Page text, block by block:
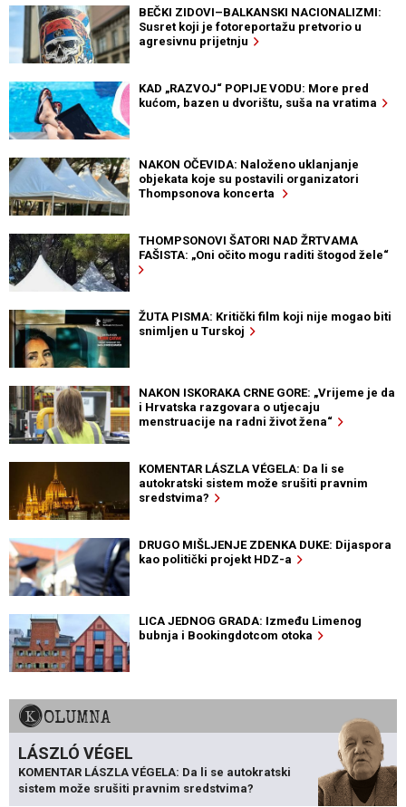
BEČKI ZIDOVI–BALKANSKI NACIONALIZMI:
Susret koji je fotoreportažu pretvorio u
agresivnu prijetnju
KAD „RAZVOJ“ POPIJE VODU: More pred
kućom, bazen u dvorištu, suša na vratima
NAKON OČEVIDA: Naloženo uklanjanje
objekata koje su postavili organizatori
Thompsonova koncerta
THOMPSONOVI ŠATORI NAD ŽRTVAMA
FAŠISTA: „Oni očito mogu raditi štogod žele“
ŽUTA PISMA: Kritički film koji nije mogao biti
snimljen u Turskoj
NAKON ISKORAKA CRNE GORE: „Vrijeme je da
i Hrvatska razgovara o utjecaju
menstruacije na radni život žena“
KOMENTAR LÁSZLA VÉGELA: Da li se
autokratski sistem može srušiti pravnim
sredstvima?
DRUGO MIŠLJENJE ZDENKA DUKE: Dijaspora
kao politički projekt HDZ-a
LICA JEDNOG GRADA: Između Limenog
bubnja i Bookingdotcom otoka
KOLUMNA
LÁSZLÓ VÉGEL
KOMENTAR LÁSZLA VÉGELA: Da li se autokratski
sistem može srušiti pravnim sredstvima?